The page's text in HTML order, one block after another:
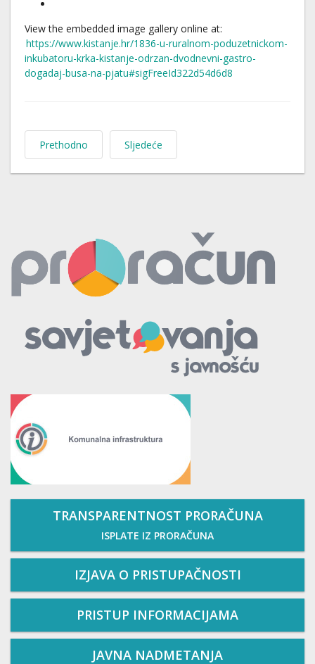
View the embedded image gallery online at:
https://www.kistanje.hr/1836-u-ruralnom-poduzetnickom-
inkubatoru-krka-kistanje-odrzan-dvodnevni-gastro-
dogadaj-busa-na-pjatu#sigFreeId322d54d6d8
Prethodno Sljedeće
TRANSPARENTNOST PRORAČUNA
ISPLATE IZ PRORAČUNA
IZJAVA O PRISTUPAČNOSTI
PRISTUP INFORMACIJAMA
JAVNA NADMETANJA